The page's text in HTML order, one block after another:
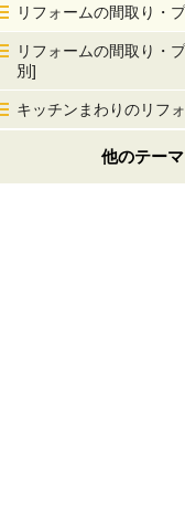
リフォームの間取り・
リフォームの間取り・
別]
キッチンまわりのリフ
他のテー